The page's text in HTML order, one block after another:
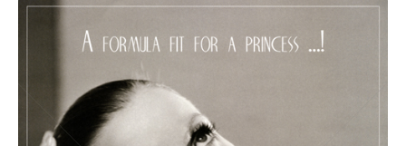
Home
Einst und Heute
Konzerne